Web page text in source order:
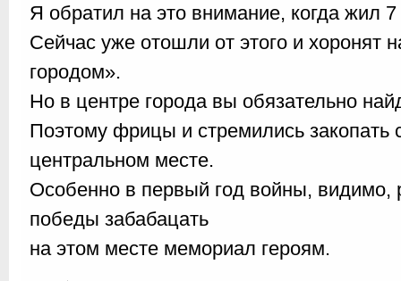
Я обратил на это внимание, когда жил
Сейчас уже отошли от этого и
городом».
Но в центре города вы обязательно
Поэтому фрицы и стремились
центральном месте.
Особенно в первый год войны, видимо,
победы забабацать
на этом месте мемориал героям.